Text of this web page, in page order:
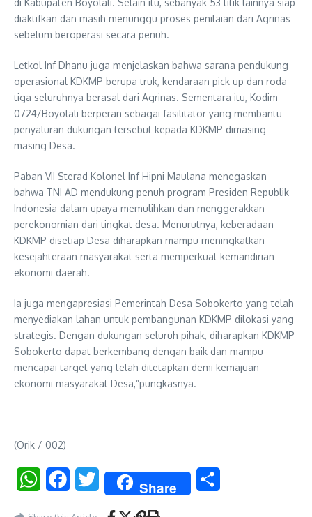
di Kabupaten Boyolali. Selain itu, sebanyak 53 titik lainnya siap
diaktifkan dan masih menunggu proses penilaian dari Agrinas
sebelum beroperasi secara penuh.
Letkol Inf Dhanu juga menjelaskan bahwa sarana pendukung
operasional KDKMP berupa truk, kendaraan pick up dan roda
tiga seluruhnya berasal dari Agrinas. Sementara itu, Kodim
0724/Boyolali berperan sebagai fasilitator yang membantu
penyaluran dukungan tersebut kepada KDKMP dimasing-
masing Desa.
Paban VII Sterad Kolonel Inf Hipni Maulana menegaskan
bahwa TNI AD mendukung penuh program Presiden Republik
Indonesia dalam upaya memulihkan dan menggerakkan
perekonomian dari tingkat desa. Menurutnya, keberadaan
KDKMP disetiap Desa diharapkan mampu meningkatkan
kesejahteraan masyarakat serta memperkuat kemandirian
ekonomi daerah.
Ia juga mengapresiasi Pemerintah Desa Sobokerto yang telah
menyediakan lahan untuk pembangunan KDKMP dilokasi yang
strategis. Dengan dukungan seluruh pihak, diharapkan KDKMP
Sobokerto dapat berkembang dengan baik dan mampu
mencapai target yang telah ditetapkan demi kemajuan
ekonomi masyarakat Desa,”pungkasnya.
(Orik / 002)
WhatsAppFacebookTwitter Share